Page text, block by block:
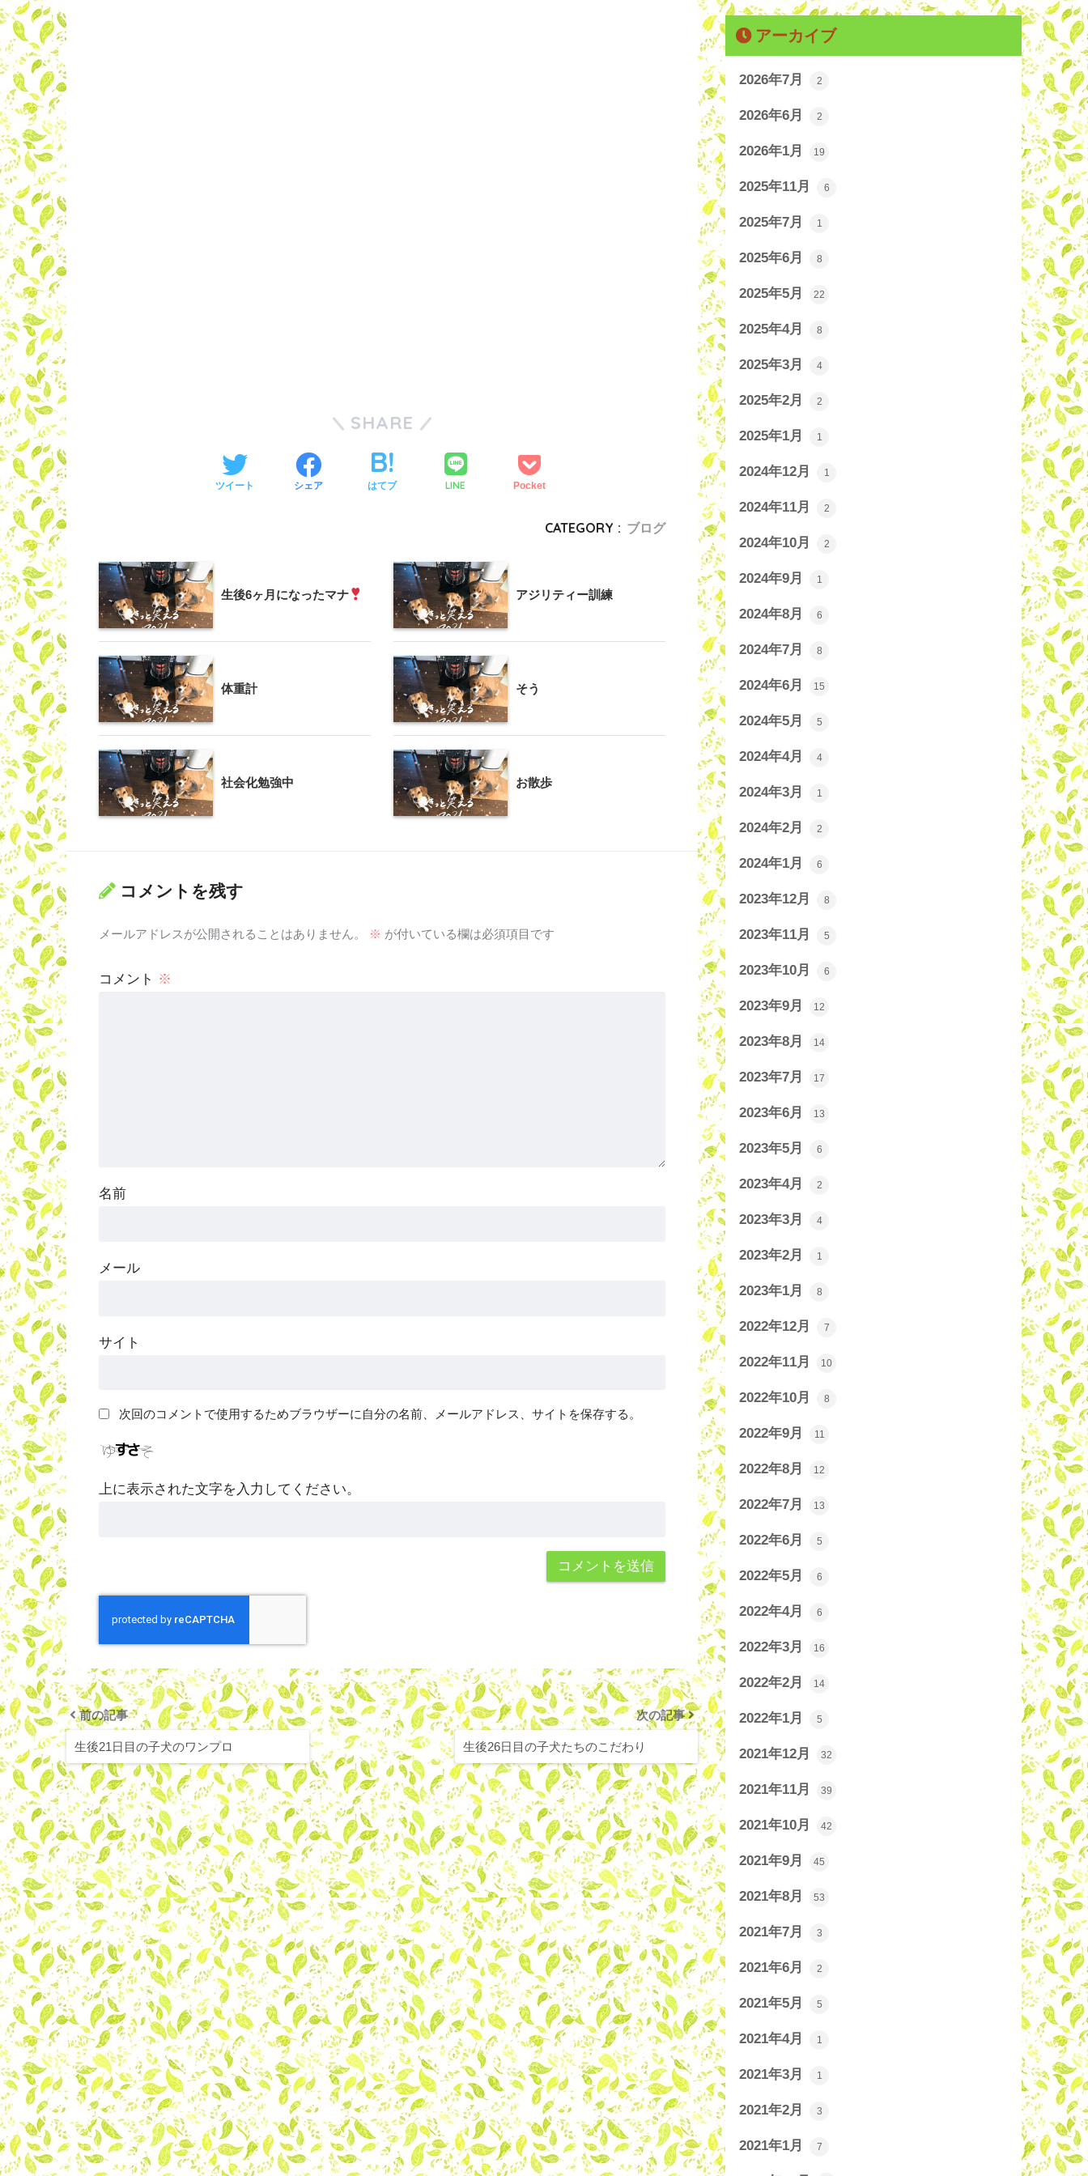
SHARE
ツイート シェア はてブ LINE Pocket
CATEGORY : ブログ
生後6ヶ月になったマナ アジリティー訓練
体重計 そう
社会化勉強中 お散歩
コメントを残す
メールアドレスが公開されることはありません。 ※ が付いている欄は必須項目です
コメント ※
名前
メール
サイト
次回のコメントで使用するためブラウザーに自分の名前、メールアドレス、サイトを保存する。
上に表示された文字を入力してください。
前の記事
生後21日目の子犬のワンプロ
次の記事
生後26日目の子犬たちのこだわり
アーカイブ
2026年7月 2
2026年6月 2
2026年1月 19
2025年11月 6
2025年7月 1
2025年6月 8
2025年5月 22
2025年4月 8
2025年3月 4
2025年2月 2
2025年1月 1
2024年12月 1
2024年11月 2
2024年10月 2
2024年9月 1
2024年8月 6
2024年7月 8
2024年6月 15
2024年5月 5
2024年4月 4
2024年3月 1
2024年2月 2
2024年1月 6
2023年12月 8
2023年11月 5
2023年10月 6
2023年9月 12
2023年8月 14
2023年7月 17
2023年6月 13
2023年5月 6
2023年4月 2
2023年3月 4
2023年2月 1
2023年1月 8
2022年12月 7
2022年11月 10
2022年10月 8
2022年9月 11
2022年8月 12
2022年7月 13
2022年6月 5
2022年5月 6
2022年4月 6
2022年3月 16
2022年2月 14
2022年1月 5
2021年12月 32
2021年11月 39
2021年10月 42
2021年9月 45
2021年8月 53
2021年7月 3
2021年6月 2
2021年5月 5
2021年4月 1
2021年3月 1
2021年2月 3
2021年1月 7